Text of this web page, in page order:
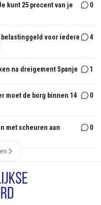
kunt 25 procent van je
0
belastinggeld voor iedere
4
na dreigement Spanje 1
moet de borg binnen 14
0
met scheuren aan 0